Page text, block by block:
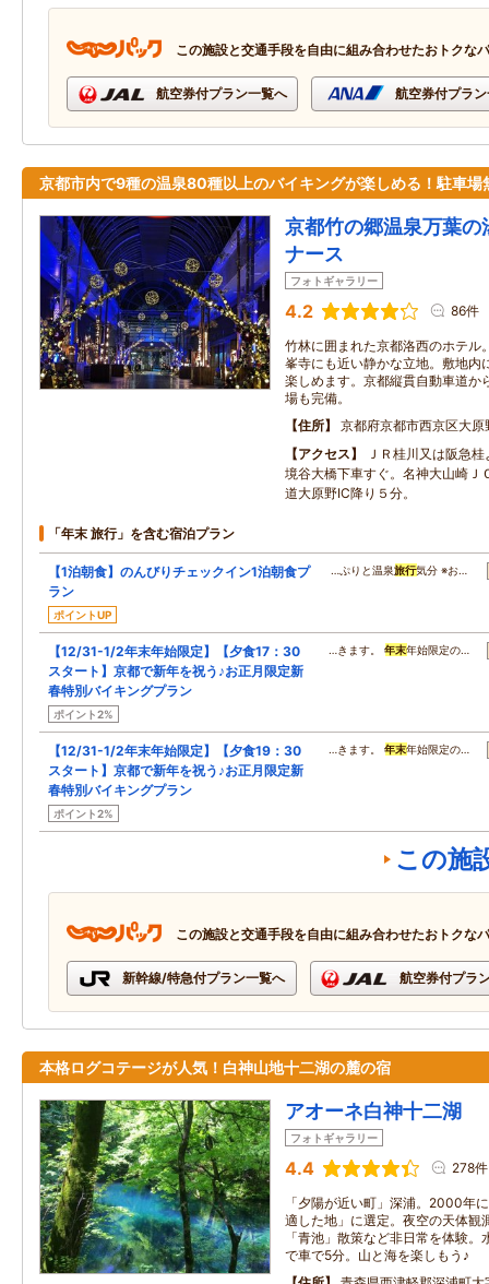
この施設と交通手段を自由に組み合わせたおトクな
航空券付プラン一覧へ 航空券付プラ
京都市内で9種の温泉80種以上のバイキングが楽しめる！駐車場
京都竹の郷温泉万葉の
ナース
フォトギャラリー
4.2 86件
竹林に囲まれた京都洛西のホテル
峯寺にも近い静かな立地。敷地内
楽しめます。京都縦貫自動車道か
場も完備。
住所
京都府京都市西京区大
アクセス
ＪＲ桂川又は阪急
境谷大橋下車すぐ。名神大山崎Ｊ
道大原野IC降り５分。
「年末 旅行」を含む宿泊プラン
【1泊朝食】のんびりチェックイン1泊朝食プ
ラン
ポイントUP
…ぷりと温泉旅行気分 ※お…
【12/31-1/2年末年始限定】【夕食17：30
スタート】京都で新年を祝う♪お正月限定新
春特別バイキングプラン
ポイント2%
…きます。年末年始限定の…
【12/31-1/2年末年始限定】【夕食19：30
スタート】京都で新年を祝う♪お正月限定新
春特別バイキングプラン
ポイント2%
…きます。年末年始限定の…
この施
この施設と交通手段を自由に組み合わせたおトクな
新幹線/特急付プラン一覧へ 航空券付プラ
本格ログコテージが人気！白神山地十二湖の麓の宿
アオーネ白神十二湖
フォトギャラリー
4.4 278件
「夕陽が近い町」深浦。2000年
適した地」に選定。夜空の天体観
「青池」散策など非日常を体験
で車で5分。山と海を楽しもう♪